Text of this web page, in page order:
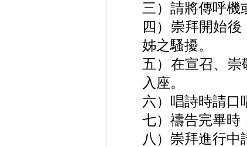
三）請將傳呼機
四）崇拜開始
姊之騷擾。
五）在宣召、崇
入座。
六）唱詩時請口
七）禱告完畢時
八）崇拜進行中